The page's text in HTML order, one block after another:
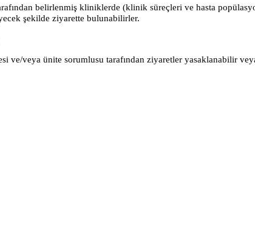
belirlenmiş kliniklerde (klinik süreçleri ve hasta
şekilde ziyarette bulunabilirler.
veya ünite sorumlusu tarafından ziyaretler yasaklanabilir